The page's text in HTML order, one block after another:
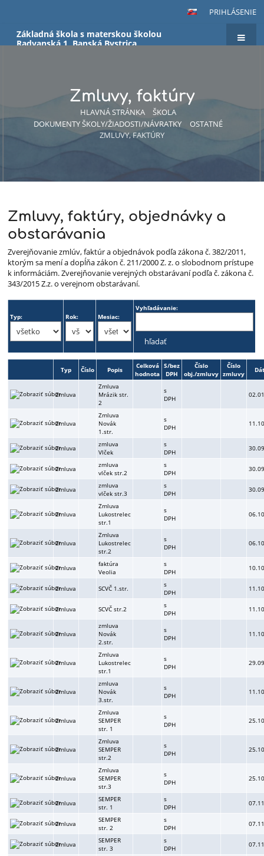
PRIHLÁSENIE
Základná škola s materskou školou
Radvanská 1, Banská Bystrica
Zmluvy, faktúry
HLAVNÁ STRÁNKA
ŠKOLA
DOKUMENTY ŠKOLY/ŽIADOSTI/NÁVRATKY
OSTATNÉ
ZMLUVY, FAKTÚRY
Zmluvy,
faktúry
Zmluvy, faktúry, objednávky a
obstarávania
Zverejňovanie zmlúv, faktúr a objednávok podľa zákona č. 382/2011,
ktorým sa mení a dopĺňa zákon č. 211/2000 Z. z. o slobodnom prístupe
k informáciám. Zverejňovanie verejných obstarávaní podľa č. zákona č.
343/2015 Z.z. o verejnom obstarávaní.
Typ: Rok: Mesiac:
Vyhľadávanie:
Typ Číslo Popis
Celková
hodnota
S/bez
DPH
Číslo
obj./zmluvy
Číslo
zmluvy
Zmluva
Zmluva
Mrázik str.
2
s
DPH
Zmluva
Zmluva
Novák
1.str.
s
DPH
Zmluva
zmluva
Vlček
s
DPH
Zmluva
zmluva
vlček str.2
s
DPH
Zmluva
zmluva
vlček str.3
s
DPH
Zmluva
Zmluva
Lukostrelec
str.1
s
DPH
Zmluva
Zmluva
Lukostrelec
str.2
s
DPH
Zmluva
faktúra
Veolia
s
DPH
Zmluva SCVČ 1.str.
s
DPH
Zmluva SCVČ str.2
s
DPH
Zmluva
zmluva
Novák
2.str.
s
DPH
Zmluva
Zmluva
Lukostrelec
str.1
s
DPH
Zmluva
zmluva
Novák
3.str.
s
DPH
Zmluva
Zmluva
SEMPER
str. 1
s
DPH
Zmluva
Zmluva
SEMPER
str.2
s
DPH
Zmluva
Zmluva
SEMPER
str.3
s
DPH
Zmluva
SEMPER
str. 1
s
DPH
Zmluva
SEMPER
str. 2
s
DPH
Zmluva
SEMPER
str. 3
s
DPH